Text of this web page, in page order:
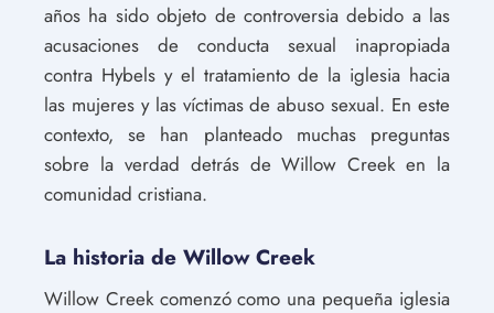
años ha sido objeto de controversia debido a las
acusaciones de conducta sexual inapropiada
contra Hybels y el tratamiento de la iglesia hacia
las mujeres y las víctimas de abuso sexual. En este
contexto, se han planteado muchas preguntas
sobre la verdad detrás de Willow Creek en la
comunidad cristiana.
La historia de Willow Creek
Willow Creek comenzó como una pequeña iglesia